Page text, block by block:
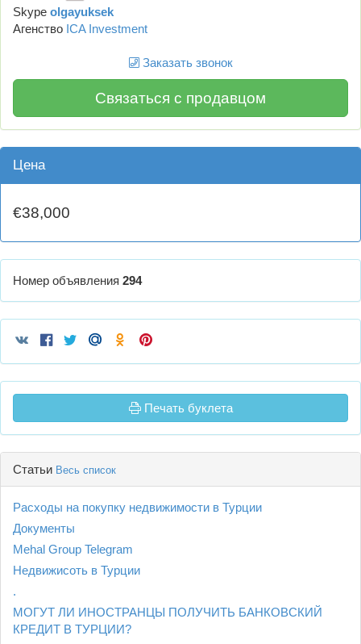
Skype olgayuksek
Агенство ICA Investment
Заказать звонок
Связаться с продавцом
Цена
€38,000
Номер объявления 294
Печать буклета
Статьи Весь список
Расходы на покупку недвижимости в Турции
Документы
Mehal Group Telegram
Недвижисоть в Турции
.
МОГУТ ЛИ ИНОСТРАНЦЫ ПОЛУЧИТЬ БАНКОВСКИЙ
КРЕДИТ В ТУРЦИИ?